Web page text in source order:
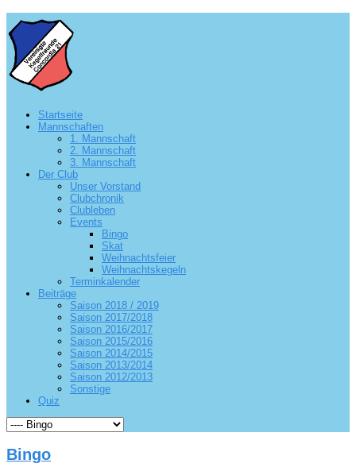
Startseite
Mannschaften
1. Mannschaft
2. Mannschaft
3. Mannschaft
Der Club
Unser Vorstand
Clubchronik
Clubleben
Events
Bingo
Skat
Weihnachtsfeier
Weihnachtskegeln
Terminkalender
Beiträge
Saison 2018 / 2019
Saison 2017/2018
Saison 2016/2017
Saison 2015/2016
Saison 2014/2015
Saison 2013/2014
Saison 2012/2013
Sonstige
Quiz
Bingo